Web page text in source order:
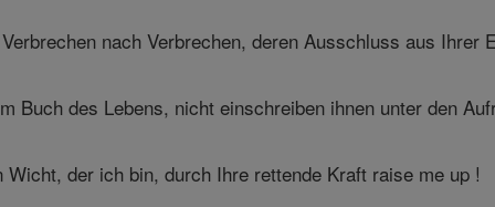
nach Verbrechen, deren Ausschluss aus Ihrer
Buch des Lebens, nicht einschreiben ihnen unter den
der ich bin, durch Ihre rettende Kraft raise me up !